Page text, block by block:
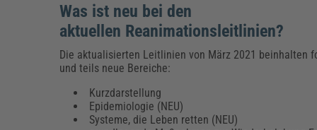
Was ist neu bei den
aktuellen Reanimationsleitlinien?
Die aktualisierten Leitlinien von März 2021 beinhalten
und teils neue Bereiche:
Kurzdarstellung
Epidemiologie (NEU)
Systeme, die Leben retten (NEU)